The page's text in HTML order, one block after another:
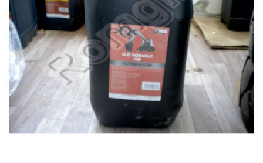
Piese Grup Diferențial
Piese Punte Față Motostivuitor
Planetare Balkancar
Sistem Alimentare Balkancar
Diverse Piese Alimentare
Duze Injector
Injectoare Balkancar
Pompe Alimentare
Pompe Injectie